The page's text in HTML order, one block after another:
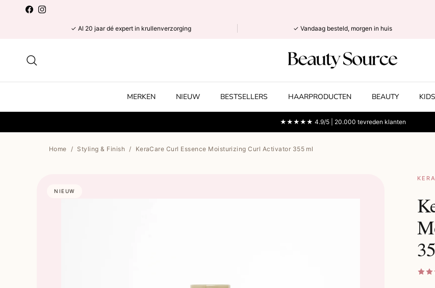
Ga naar inhoud
FacebookInstagram
✓ Al 20 jaar dé expert in krullenverzorging ✓ Vandaag besteld, morgen in huis
MERKEN NIEUW BESTSELLERS HAARPRODUCTEN BEAUTY KIDS
★★★★★ 4.9/5 | 20.000 tevreden klanten
Home / Styling & Finish / KeraCare Curl Essence Moisturizing Curl Activator 355 ml
NIEUW